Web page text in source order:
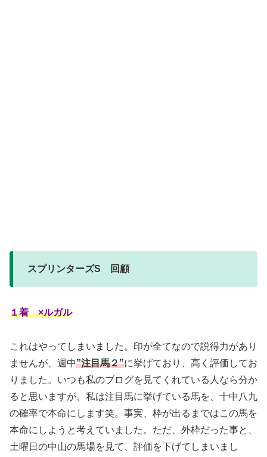
スプリンターズS 回顧
１着 ×ルガル
これはやってしまいました。印が全てなので説得力があり
ませんが、週中”注目馬２”に挙げており、高く評価してお
りました。いつも私のブログを見てくれている人なら分か
ると思いますが、私は注目馬に挙げている馬を、十中八九
の確率で本命にします笑。事実、枠が出るまではこの馬を
本命にしようと考えていました。ただ、外枠だった事と、
土曜日の中山の馬場を見て、評価を下げてしまいまし